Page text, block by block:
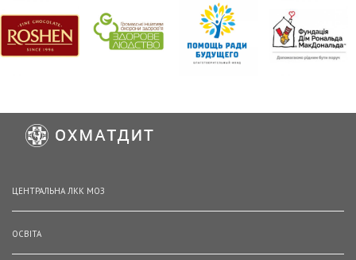
ЦЕНТРАЛЬНА ЛКК МОЗ
ОСВІТА